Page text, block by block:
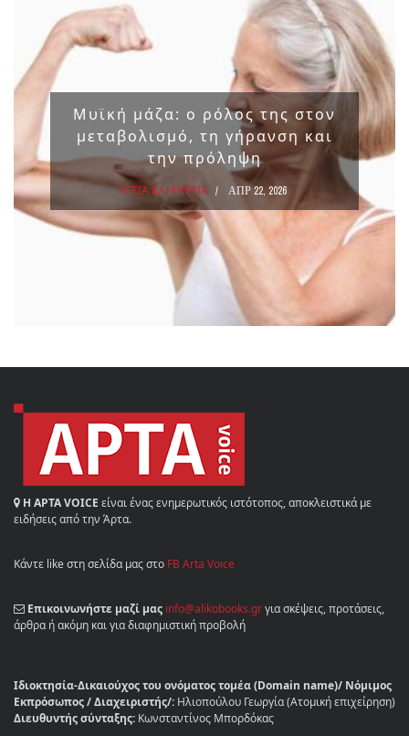
Μυϊκή μάζα: ο ρόλος της στον
μεταβολισμό, τη γήρανση και
την πρόληψη
ΥΓΕΙΑ ΚΑΙ ΕΥΕΞΙΑ ΑΠΡ 22, 2026
Η ΑΡΤΑ VOICE είναι ένας ενημερωτικός ιστότοπος, αποκλειστικά με
ειδήσεις από την Άρτα.
Κάντε like στη σελίδα μας στο FB Arta Voice
Επικοινωνήστε μαζί μας info@alikobooks.grγια σκέψεις, προτάσεις,
άρθρα ή ακόμη και για διαφημιστική προβολή
Ιδιοκτησία-Δικαιούχος του ονόματος τομέα (Domain name)/ Νόμιμος
Εκπρόσωπος / Διαχειριστής/: Ηλιοπούλου Γεωργία (Ατομική επιχείρηση)
Διευθυντής σύνταξης: Κωνσταντίνος Μπορδόκας